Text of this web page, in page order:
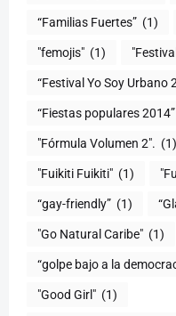
“Familias Fuertes” (1)
"femojis" (1) "Festival
“Festival Yo Soy Urbano
“Fiestas populares 2014”
"Fórmula Volumen 2". (1)
"Fuikiti Fuikiti" (1)
“gay-friendly” (1)
"Go Natural Caribe" (1)
“golpe bajo a la
"Good Girl" (1)